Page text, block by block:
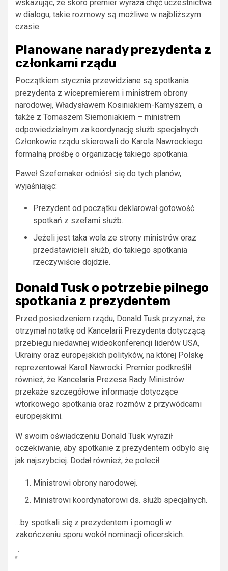
wskazując, że skoro premier wyraża chęć uczestnictwa
w dialogu, takie rozmowy są możliwe w najbliższym
czasie.
Planowane narady prezydenta z
członkami rządu
Początkiem stycznia przewidziane są spotkania
prezydenta z wicepremierem i ministrem obrony
narodowej, Władysławem Kosiniakiem-Kamyszem, a
także z Tomaszem Siemoniakiem – ministrem
odpowiedzialnym za koordynację służb specjalnych.
Członkowie rządu skierowali do Karola Nawrockiego
formalną prośbę o organizację takiego spotkania.
Paweł Szefernaker odniósł się do tych planów,
wyjaśniając:
Prezydent od początku deklarował gotowość
spotkań z szefami służb.
Jeżeli jest taka wola ze strony ministrów oraz
przedstawicieli służb, do takiego spotkania
rzeczywiście dojdzie.
Donald Tusk o potrzebie pilnego
spotkania z prezydentem
Przed posiedzeniem rządu, Donald Tusk przyznał, że
otrzymał notatkę od Kancelarii Prezydenta dotyczącą
przebiegu niedawnej wideokonferencji liderów USA,
Ukrainy oraz europejskich polityków, na której Polskę
reprezentował Karol Nawrocki. Premier podkreślił
również, że Kancelaria Prezesa Rady Ministrów
przekaże szczegółowe informacje dotyczące
wtorkowego spotkania oraz rozmów z przywódcami
europejskimi.
W swoim oświadczeniu Donald Tusk wyraził
oczekiwanie, aby spotkanie z prezydentem odbyło się
jak najszybciej. Dodał również, że polecił:
Ministrowi obrony narodowej.
Ministrowi koordynatorowi ds. służb specjalnych.
…by spotkali się z prezydentem i pomogli w
zakończeniu sporu wokół nominacji oficerskich.
„`